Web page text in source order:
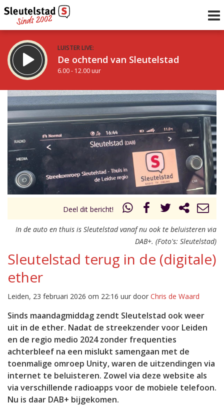
LUISTER LIVE:
De ochtend van Sleutelstad
6.00 - 12.00 uur
STRAKS:
De middag van Sleutelstad
12.00 - 18.00 uur
Vorig uur
uur 1 van 0 Volgend uur
Deel dit bericht!
In de auto en thuis is Sleutelstad vanaf nu ook te beluisteren via
DAB+. (Foto's: Sleutelstad)
Sleutelstad terug in de (digitale)
ether
Leiden, 23 februari 2026 om 22:16 uur door Chris de Waard
Sinds maandagmiddag zendt Sleutelstad ook weer
uit in de ether. Nadat de streekzender voor Leiden
en de regio medio 2024 zonder frequenties
achterbleef na een mislukt samengaan met de
toenmalige omroep Unity, waren de uitzendingen via
internet te beluisteren. Zowel via deze website als
via verschillende radioapps voor de mobiele telefoon.
Nu is daar DAB+ bijgekomen.